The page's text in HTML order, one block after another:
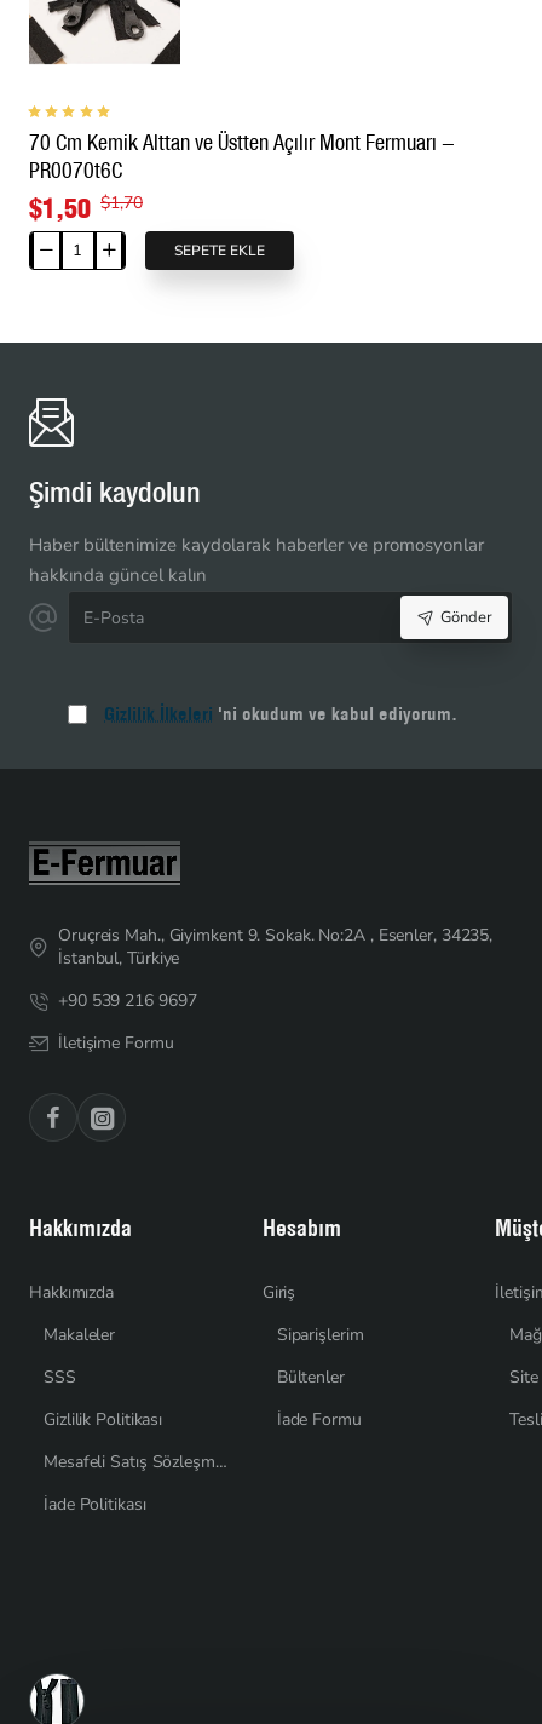
Fermuar
Açık
Uçlu
|
Mont
ve
Ceket
İçin
70 Cm Kemik Alttan ve Üstten Açılır Mont Fermuarı -
PR0070t6C
$1,50 $1,70
70
Alttan
Üstten
Açılır
Mont
-
SEPETE EKLE
Şimdi kaydolun
Haber bültenimize kaydolarak haberler ve promosyonlar
hakkında güncel kalın
Posta
Gönder
Gizlilik İlkeleri 'ni okudum ve kabul ediyorum.
Oruçreis Mah., Giyimkent 9. Sokak. No:2A , Esenler, 34235,
İstanbul, Türkiye
+90 539 216 9697
İletişime Formu
Hakkımızda
Hakkımızda
Makaleler
SSS
Gizlilik Politikası
Mesafeli Satış Sözleşmesi
İade Politikası
Hesabım
Giriş
Siparişlerim
Bültenler
İade Formu
Site